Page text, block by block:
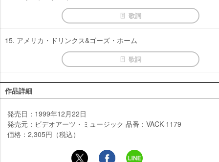
歌詞
15. アメリカ・ドリンクス&ゴーズ・ホーム
歌詞
作品詳細
発売日：1999年12月22日
発売元：ビデオアーツ・ミュージック 品番：VACK-1179
価格：2,305円（税込）